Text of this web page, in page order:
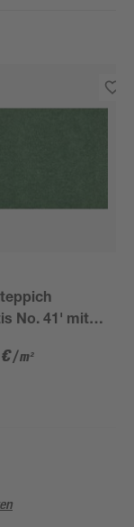
No. 41' mit
400 cm x 3,7
Meterware
€/ m²